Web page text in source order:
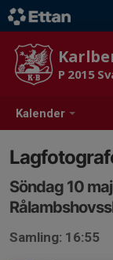
Kalender
P 2015
Söndag 10
Samling: 16:55